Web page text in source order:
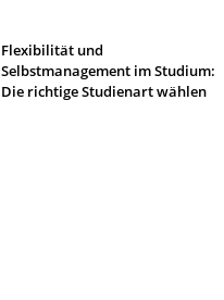
Flexibilität und
Selbstmanagement im Studium:
Die richtige Studienart wählen